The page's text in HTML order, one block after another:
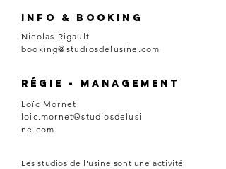
Nicolas Rigault
booking@studiosdelusine.com
Régie - management
Loïc Mornet
loic.mornet@studiosdelusi
ne.com
Info & booking
Les studios de l'usine sont une activité